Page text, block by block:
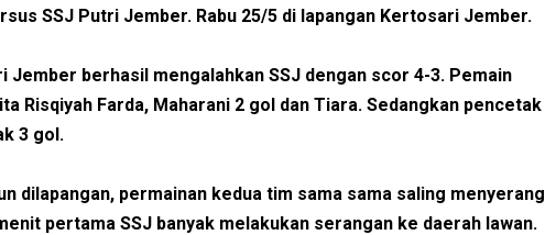
SSJ Putri Jember. Rabu 25/5 di lapangan Kertosari Jember.
Jember berhasil mengalahkan SSJ dengan scor 4-3. Pemain
Risqiyah Farda, Maharani 2 gol dan Tiara. Sedangkan pencetak
3 gol.
dilapangan, permainan kedua tim sama sama saling menyerang
pertama SSJ banyak melakukan serangan ke daerah lawan.